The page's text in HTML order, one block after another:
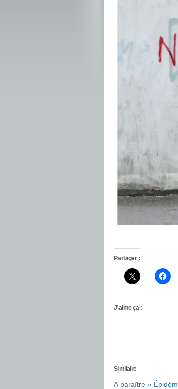
Partager :
J’aime ça :
Similaire
A paraître «